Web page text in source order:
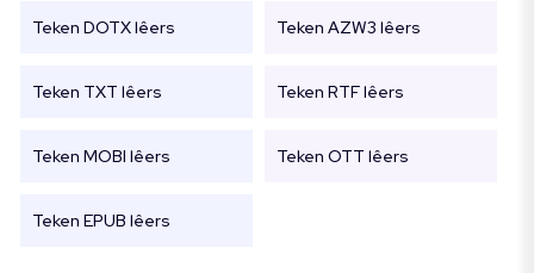
Teken DOTX lêers Teken AZW3 lêers
Teken TXT lêers Teken RTF lêers
Teken MOBI lêers Teken OTT lêers
Teken EPUB lêers